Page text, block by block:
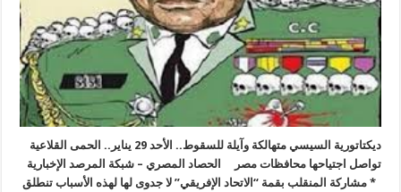
ديكتاتورية السيسي متهالكة وآيلة للسقوط.. الأحد 29 يناير.. الحمى القلاعية
تواصل اجتياحها محافظات مصر الحصاد المصري – شبكة المرصد الإخبارية
* مشاركة المنقلب بقمة “الاتحاد الإفريقي” لا جدوى لها لهذه الأسباب تنطلق